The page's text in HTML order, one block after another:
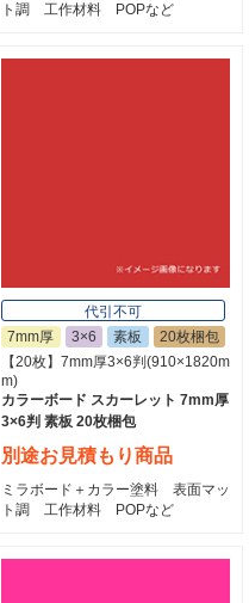
ト調 工作材料 POPなど
代引不可
7mm厚
3×6 素板
20枚梱包
【20枚】7mm厚3×6判(910×1820m
m)
カラーボード スカーレット 7mm厚
3×6判 素板 20枚梱包
別途お見積もり商品
ミラボード＋カラー塗料 表面マッ
ト調 工作材料 POPなど